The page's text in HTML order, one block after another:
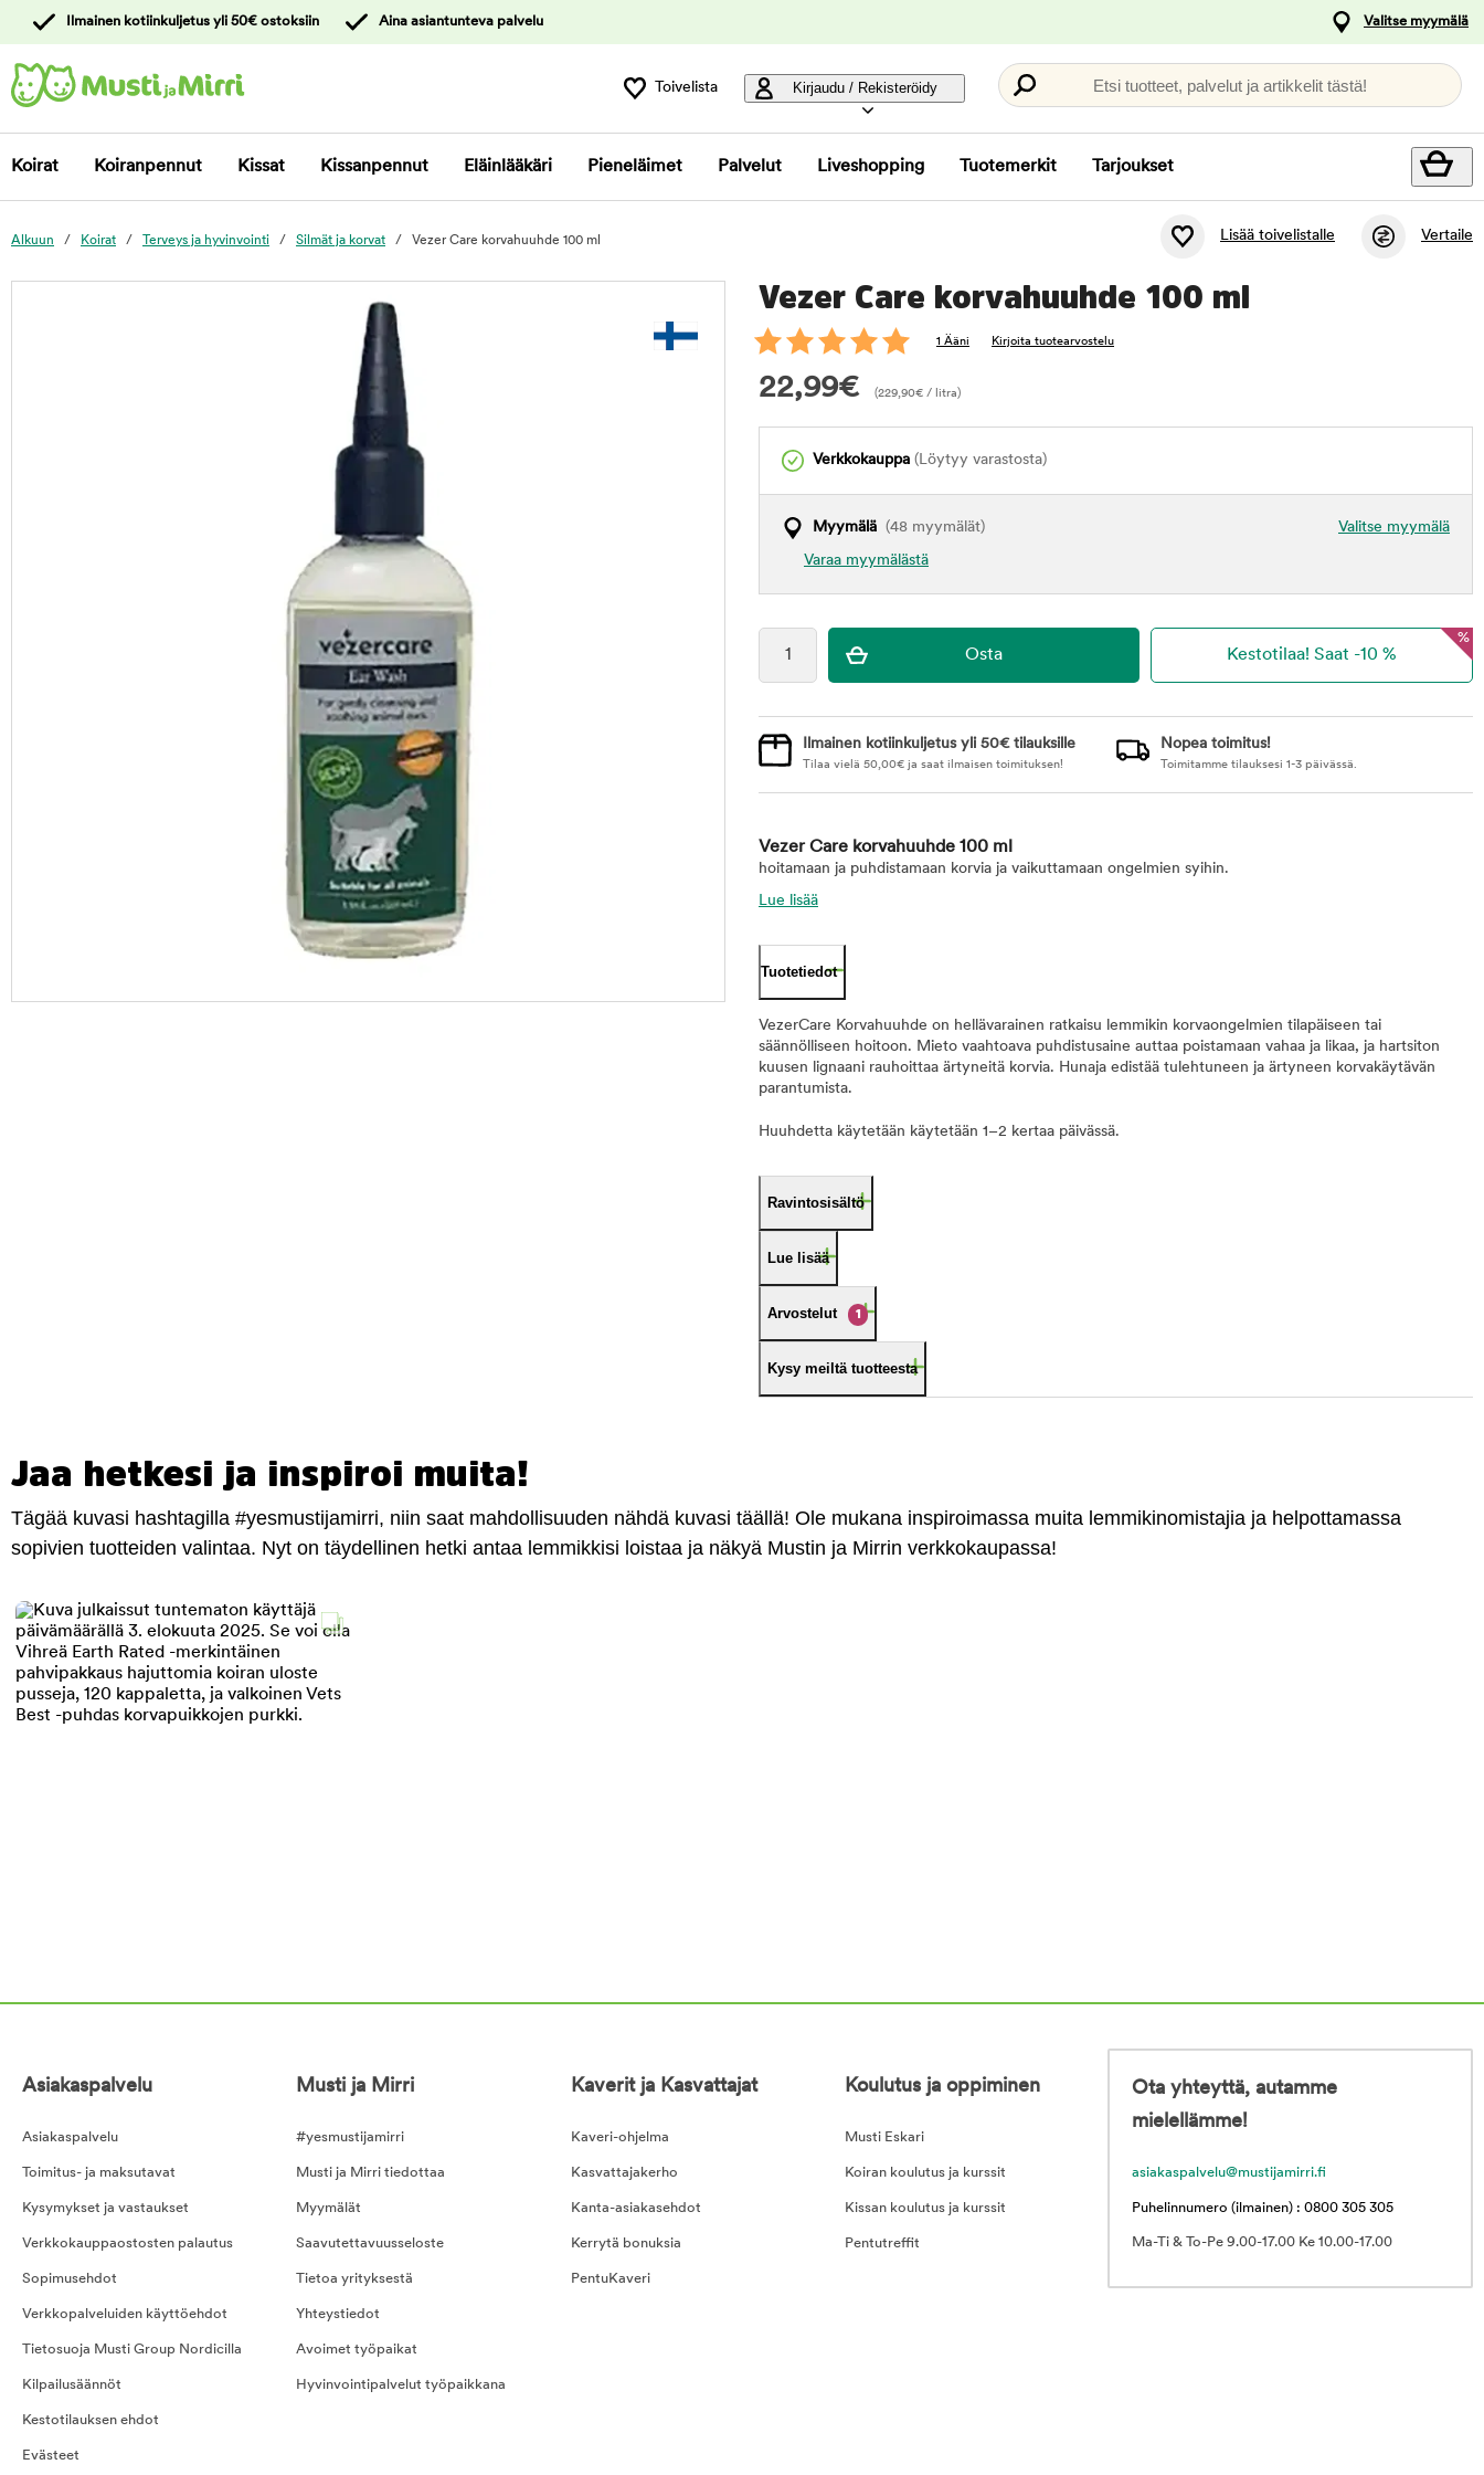
asiakaspalveluun
Ilmainen kotiinkuljetus yli 50€ ostoksiin Aina asiantunteva palvelu Valitse myymälä
Toivelista Kirjaudu / Rekisteröidy Etsi tuotteet, palvelut ja artikkelit tästä!
Koirat Koiranpennut Kissat Kissanpennut Eläinlääkäri Pieneläimet Palvelut Liveshopping Tuotemerkit Tarjoukset
Alkuun Koirat Terveys ja hyvinvointi Silmät ja korvat Vezer Care korvahuuhde 100 ml Lisää toivelistalle Vertaile
Vezer Care korvahuuhde 100 ml
1 Ääni Kirjoita tuotearvostelu
22,99€ (229,90€ / litra)
Verkkokauppa (Löytyy varastosta)
Valitse myymälä
Myymälä (48 myymälät)
Varaa myymälästä
%
Ilmainen kotiinkuljetus yli 50€ tilauksille
Tilaa vielä 50,00€ ja saat ilmaisen toimituksen!
Nopea toimitus!
Toimitamme tilauksesi 1-3 päivässä.
Vezer Care korvahuuhde 100 ml
hoitamaan ja puhdistamaan korvia ja vaikuttamaan ongelmien syihin.
Lue lisää
Tuotetiedot
VezerCare Korvahuuhde on hellävarainen ratkaisu lemmikin korvaongelmien tilapäiseen tai
säännölliseen hoitoon. Mieto vaahtoava puhdistusaine auttaa poistamaan vahaa ja likaa, ja hartsiton
kuusen lignaani rauhoittaa ärtyneitä korvia. Hunaja edistää tulehtuneen ja ärtyneen korvakäytävän
parantumista.
Huuhdetta käytetään käytetään 1–2 kertaa päivässä.
Ravintosisältö
Lue lisää
Arvostelut 1
Kysy meiltä tuotteesta
Jaa hetkesi ja inspiroi muita!
Tägää kuvasi hashtagilla #yesmustijamirri, niin saat mahdollisuuden nähdä kuvasi täällä! Ole mukana inspiroimassa muita lemmikinomistajia ja helpottamassa
sopivien tuotteiden valintaa. Nyt on täydellinen hetki antaa lemmikkisi loistaa ja näkyä Mustin ja Mirrin verkkokaupassa!
Asiakaspalvelu
Asiakaspalvelu
Toimitus- ja maksutavat
Kysymykset ja vastaukset
Verkkokauppaostosten palautus
Sopimusehdot
Verkkopalveluiden käyttöehdot
Tietosuoja Musti Group Nordicilla
Kilpailusäännöt
Kestotilauksen ehdot
Evästeet
Musti ja Mirri
#yesmustijamirri
Musti ja Mirri tiedottaa
Myymälät
Saavutettavuusseloste
Tietoa yrityksestä
Yhteystiedot
Avoimet työpaikat
Hyvinvointipalvelut työpaikkana
Kaverit ja Kasvattajat
Kaveri-ohjelma
Kasvattajakerho
Kanta-asiakasehdot
Kerrytä bonuksia
PentuKaveri
Koulutus ja oppiminen
Musti Eskari
Koiran koulutus ja kurssit
Kissan koulutus ja kurssit
Pentutreffit
Ota yhteyttä, autamme
mielellämme!
asiakaspalvelu@mustijamirri.fi
Puhelinnumero (ilmainen) : 0800 305 305
Ma-Ti & To-Pe 9.00-17.00 Ke 10.00-17.00